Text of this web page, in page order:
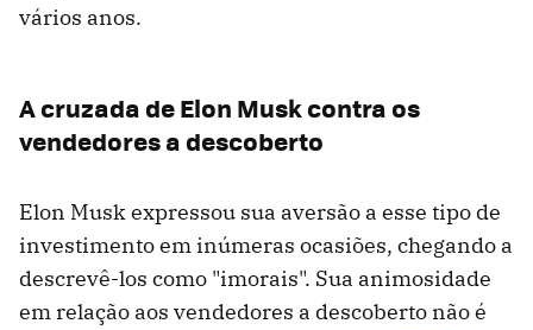
vários anos.
A cruzada de Elon Musk contra os
vendedores a descoberto
Elon Musk expressou sua aversão a esse tipo de
investimento em inúmeras ocasiões, chegando a
descrevê-los como "imorais". Sua animosidade
em relação aos vendedores a descoberto não é